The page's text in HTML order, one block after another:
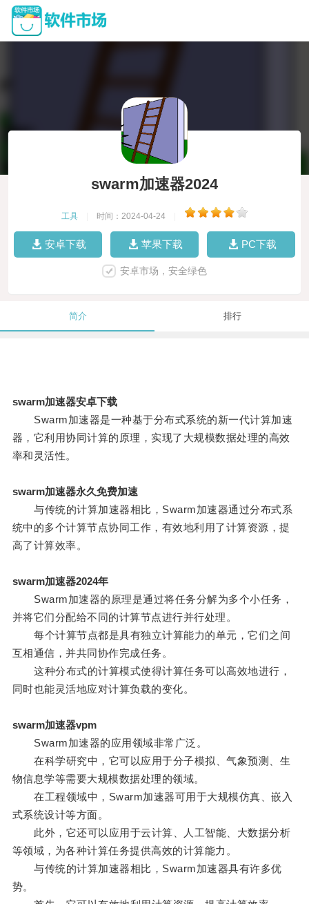
swarm加速器2024
工具 时间：2024-04-24
安卓下载 苹果下载 PC下载
安卓市场，安全绿色
简介 排行
swarm加速器安卓下载
Swarm加速器是一种基于分布式系统的新一代计算加速
器，它利用协同计算的原理，实现了大规模数据处理的高效
率和灵活性。
swarm加速器永久免费加速
与传统的计算加速器相比，Swarm加速器通过分布式系
统中的多个计算节点协同工作，有效地利用了计算资源，提
高了计算效率。
swarm加速器2024年
Swarm加速器的原理是通过将任务分解为多个小任务，
并将它们分配给不同的计算节点进行并行处理。
每个计算节点都是具有独立计算能力的单元，它们之间
互相通信，并共同协作完成任务。
这种分布式的计算模式使得计算任务可以高效地进行，
同时也能灵活地应对计算负载的变化。
swarm加速器vpm
Swarm加速器的应用领域非常广泛。
在科学研究中，它可以应用于分子模拟、气象预测、生
物信息学等需要大规模数据处理的领域。
在工程领域中，Swarm加速器可用于大规模仿真、嵌入
式系统设计等方面。
此外，它还可以应用于云计算、人工智能、大数据分析
等领域，为各种计算任务提供高效的计算能力。
与传统的计算加速器相比，Swarm加速器具有许多优
势。